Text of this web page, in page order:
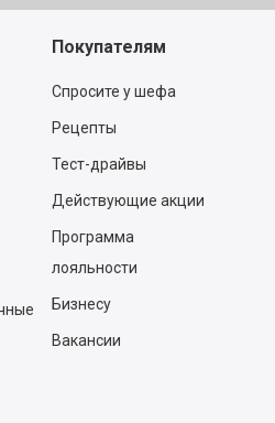
Покупателям
Спросите у шефа
Рецепты
Тест-драйвы
Действующие акции
Программа
лояльности
Бизнесу
Вакансии